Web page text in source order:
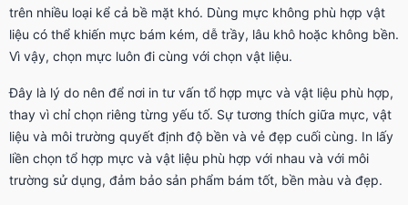
trên nhiều loại kể cả bề mặt khó. Dùng mực không phù hợp vật
liệu có thể khiến mực bám kém, dễ trầy, lâu khô hoặc không bền.
Vì vậy, chọn mực luôn đi cùng với chọn vật liệu.
Đây là lý do nên để nơi in tư vấn tổ hợp mực và vật liệu phù hợp,
thay vì chỉ chọn riêng từng yếu tố. Sự tương thích giữa mực, vật
liệu và môi trường quyết định độ bền và vẻ đẹp cuối cùng. In lấy
liền chọn tổ hợp mực và vật liệu phù hợp với nhau và với môi
trường sử dụng, đảm bảo sản phẩm bám tốt, bền màu và đẹp.